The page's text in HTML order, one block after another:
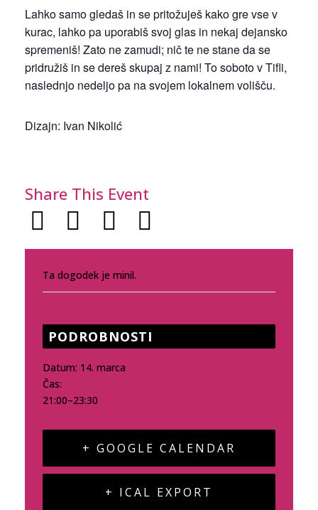
Lahko samo gledaš in se pritožuješ kako gre vse v
kurac, lahko pa uporabiš svoj glas in nekaj dejansko
spremeniš! Zato ne zamudi; nič te ne stane da se
pridružiš in se dereš skupaj z nami! To soboto v Tifli,
naslednjo nedeljo pa na svojem lokalnem volišču.
Dizajn: Ivan Nikolić
Share This Event
Ta dogodek je minil.
PODROBNOSTI
Datum: 14. marca
Čas:
21:00–23:30
+ GOOGLE CALENDAR
+ ICAL EXPORT